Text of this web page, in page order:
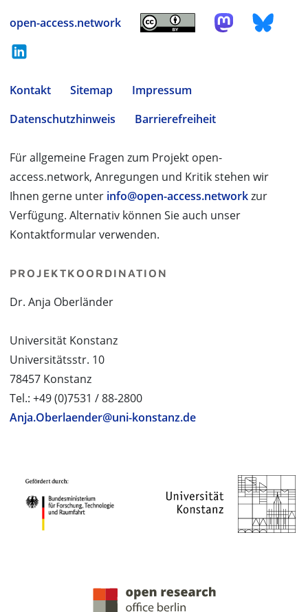
open-access.network
Kontakt Sitemap
Impressum
Datenschutzhinweis
Barrierefreiheit
Für allgemeine Fragen zum Projekt open-
access.network, Anregungen und Kritik stehen wir
Ihnen gerne unter info@open-access.networkzur
Verfügung. Alternativ können Sie auch unser
Kontaktformular verwenden.
PROJEKTKOORDINATION
Dr. Anja Oberländer
Universität Konstanz
Universitätsstr. 10
78457 Konstanz
Tel.: +49 (0)7531 / 88-2800
Anja.Oberlaender@uni-konstanz.de